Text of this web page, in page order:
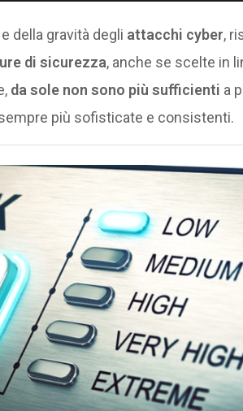
della gravità degli attacchi cyber,
di sicurezza, anche se scelte in
da sole non sono più sufficienti a
più sofisticate e consistenti.